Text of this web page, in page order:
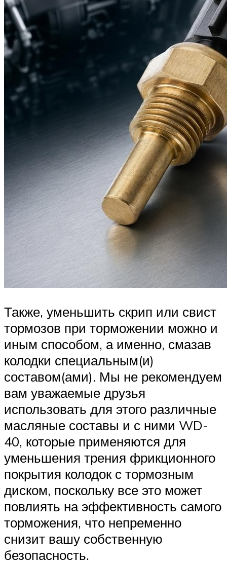
Также, уменьшить скрип или свист
тормозов при торможении можно и
иным способом, а именно, смазав
колодки специальным(и)
составом(ами). Мы не рекомендуем
вам уважаемые друзья
использовать для этого различные
масляные составы и с ними WD-
40, которые применяются для
уменьшения трения фрикционного
покрытия колодок с тормозным
диском, поскольку все это может
повлиять на эффективность самого
торможения, что непременно
снизит вашу собственную
безопасность.